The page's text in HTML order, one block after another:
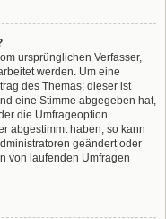
ursprünglichen Verfasser,
werden. Um eine
des Themas; dieser ist
eine Stimme abgegeben hat,
die Umfrageoption
abgestimmt haben, so kann
geändert oder
von laufenden Umfragen